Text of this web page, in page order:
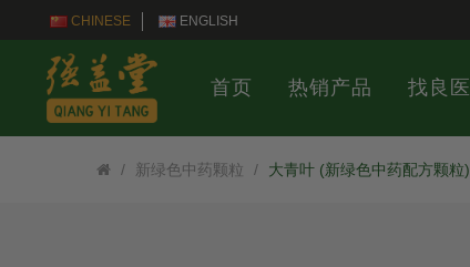
CHINESE ENGLISH
首页 热销产品 找良医
新绿色中药颗粒 大青叶 (新绿色中药配方颗粒)